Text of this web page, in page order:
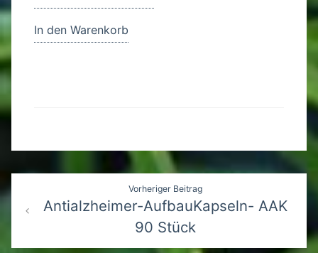
In den Warenkorb
Beitragsnavigation
Vorheriger Beitrag
Antialzheimer-AufbauKapseln- AAK
90 Stück